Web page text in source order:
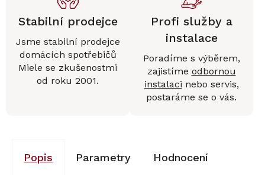
Stabilní prodejce
Jsme stabilní prodejce
domácích spotřebičů
Miele se zkušenostmi
od roku 2001.
Profi služby a
instalace
Poradíme s výběrem,
zajistíme odbornou
instalaci nebo servis,
postaráme se o vás.
Popis Parametry Hodnocení